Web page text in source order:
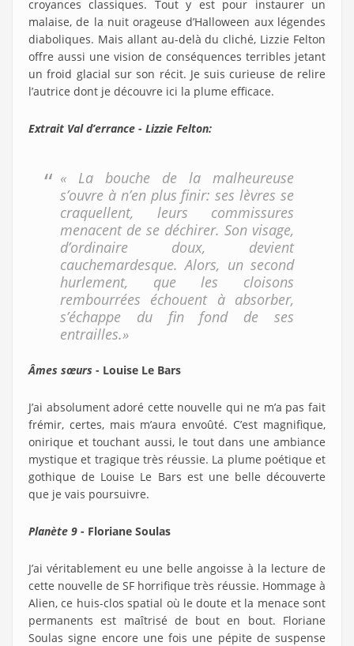
croyances classiques. Tout y est pour instaurer un
malaise, de la nuit orageuse d’Halloween aux légendes
diaboliques. Mais allant au-delà du cliché, Lizzie Felton
offre aussi une vision de conséquences terribles jetant
un froid glacial sur son récit. Je suis curieuse de relire
l’autrice dont je découvre ici la plume efficace.
Extrait Val d’errance - Lizzie Felton:
« La bouche de la malheureuse
s’ouvre à n’en plus finir: ses lèvres se
craquellent, leurs commissures
menacent de se déchirer. Son visage,
d’ordinaire doux, devient
cauchemardesque. Alors, un second
hurlement, que les cloisons
rembourrées échouent à absorber,
s’échappe du fin fond de ses
entrailles.»
Âmes sœurs - Louise Le Bars
J’ai absolument adoré cette nouvelle qui ne m’a pas fait
frémir, certes, mais m’aura envoûté. C’est magnifique,
onirique et touchant aussi, le tout dans une ambiance
mystique et tragique très réussie. La plume poétique et
gothique de Louise Le Bars est une belle découverte
que je vais poursuivre.
Planète 9 - Floriane Soulas
J’ai véritablement eu une belle angoisse à la lecture de
cette nouvelle de SF horrifique très réussie. Hommage à
Alien, ce huis-clos spatial où le doute et la menace sont
permanents est maîtrisé de bout en bout. Floriane
Soulas signe encore une fois une pépite de suspense